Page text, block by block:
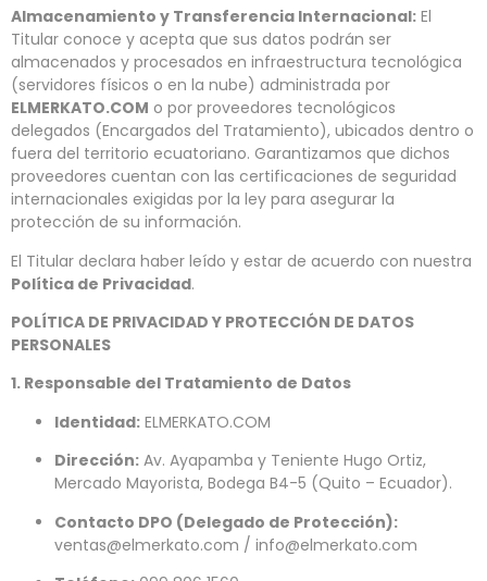
Almacenamiento y Transferencia Internacional: El
Titular conoce y acepta que sus datos podrán ser
almacenados y procesados en infraestructura tecnológica
(servidores físicos o en la nube) administrada por
ELMERKATO.COM o por proveedores tecnológicos
delegados (Encargados del Tratamiento), ubicados dentro o
fuera del territorio ecuatoriano. Garantizamos que dichos
proveedores cuentan con las certificaciones de seguridad
internacionales exigidas por la ley para asegurar la
protección de su información.
El Titular declara haber leído y estar de acuerdo con nuestra
Política de Privacidad.
POLÍTICA DE PRIVACIDAD Y PROTECCIÓN DE DATOS
PERSONALES
1. Responsable del Tratamiento de Datos
Identidad: ELMERKATO.COM
Dirección: Av. Ayapamba y Teniente Hugo Ortiz,
Mercado Mayorista, Bodega B4-5 (Quito – Ecuador).
Contacto DPO (Delegado de Protección):
ventas@elmerkato.com / info@elmerkato.com